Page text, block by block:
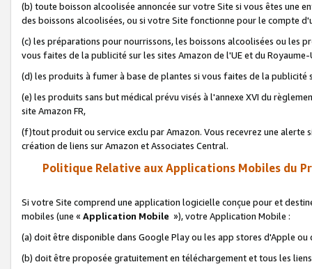
(b) toute boisson alcoolisée annoncée sur votre Site si vous êtes une
des boissons alcoolisées, ou si votre Site fonctionne pour le compte
(c) les préparations pour nourrissons, les boissons alcoolisées ou les
vous faites de la publicité sur les sites Amazon de l'UE et du Royaume-
(d) les produits à fumer à base de plantes si vous faites de la publicité
(e) les produits sans but médical prévu visés à l'annexe XVI du
site Amazon FR,
(f)tout produit ou service exclu par Amazon. Vous recevrez une alerte
création de liens sur Amazon et Associates Central.
Politique Relative aux Applications Mobiles du
Si votre Site comprend une application logicielle conçue pour et
mobiles (une « Application Mobile »), votre Application Mobile :
(a) doit être disponible dans Google Play ou les app stores d'Apple ou
(b) doit être proposée gratuitement en téléchargement et tous les